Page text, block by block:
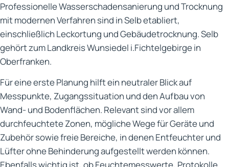
Professionelle Wasserschadensanierung und Trocknung
mit modernen Verfahren sind in Selb etabliert,
einschließlich Leckortung und Gebäudetrocknung. Selb
gehört zum Landkreis Wunsiedel i.Fichtelgebirge in
Oberfranken.
Für eine erste Planung hilft ein neutraler Blick auf
Messpunkte, Zugangssituation und den Aufbau von
Wand- und Bodenflächen. Relevant sind vor allem
durchfeuchtete Zonen, mögliche Wege für Geräte und
Zubehör sowie freie Bereiche, in denen Entfeuchter und
Lüfter ohne Behinderung aufgestellt werden können.